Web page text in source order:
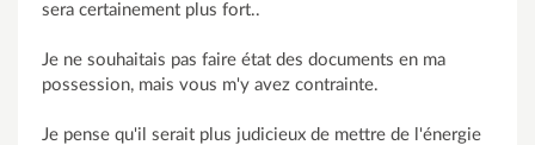
sera certainement plus fort..
Je ne souhaitais pas faire état des documents en ma
possession, mais vous m'y avez contrainte.
Je pense qu'il serait plus judicieux de mettre de l'énergie